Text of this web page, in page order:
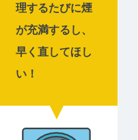
理するたびに煙
が充満するし、
早く直してほし
い！